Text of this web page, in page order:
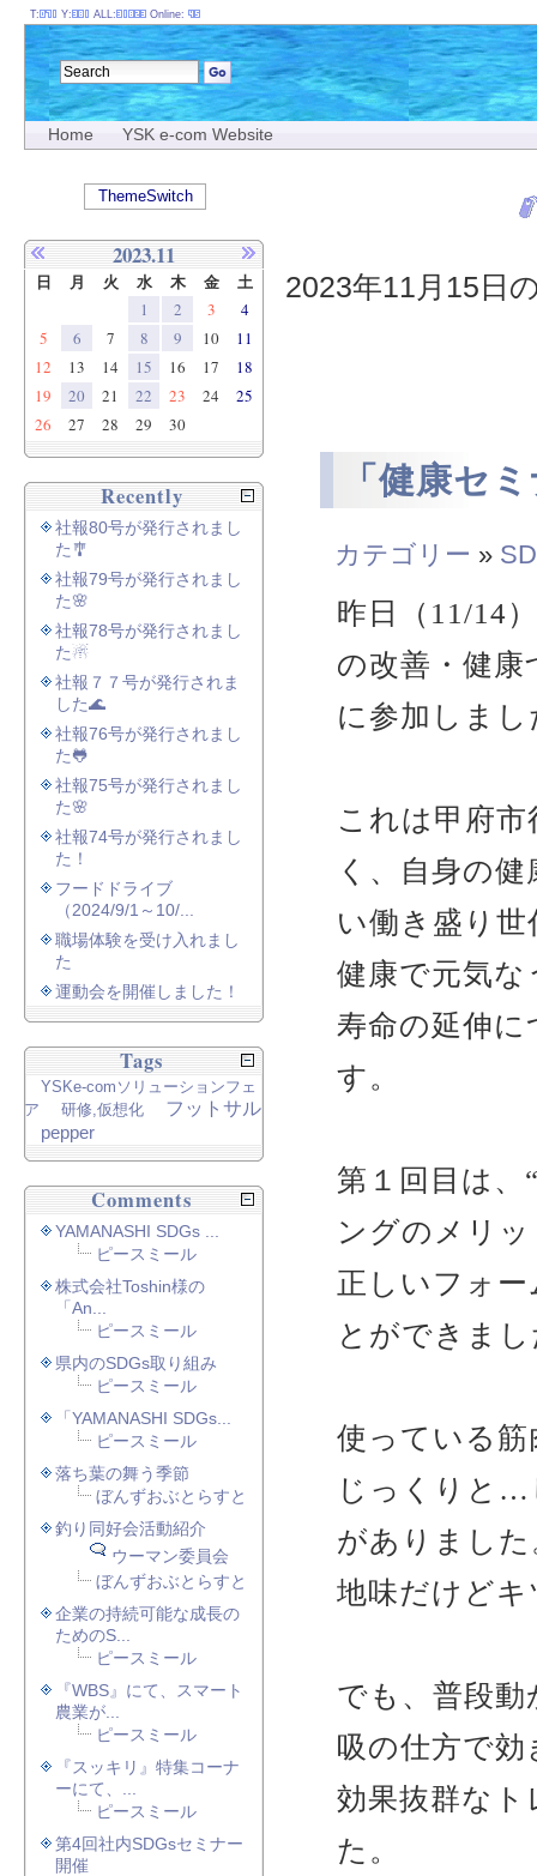
Home YSK e-com Website
2023年11月15日
「健康セ
カテゴリー »
昨日（11/14
の改善・健
に参加しまし
これは甲府
く、自身の
い働き盛り
健康で元気
寿命の延伸
す。
第１回目は
ングのメリ
正しいフォ
とができま
使っている
じっくりと…
がありました
地味だけど
でも、普段
吸の仕方で
効果抜群な
た。
T: Y: ALL: Online:
ThemeSwitch
2023.11
日 月 火 水 木 金 土
1 2 3
4
5
6 7 8 9 10
11
12
13 14 15 16 17
18
19
20 21 22 23 24
25
26
27 28 29 30
Recently
社報80号が発行されまし
た🎐
社報79号が発行されまし
た🌸
社報78号が発行されまし
た☃
社報７７号が発行されま
した🌊
社報76号が発行されまし
た🐸
社報75号が発行されまし
た🌸
社報74号が発行されまし
た！
フードドライブ
（2024/9/1～10/...
職場体験を受け入れまし
た
運動会を開催しました！
Tags
YSKe-comソリューションフェ
ア
研修,仮想化
フットサル
pepper
Comments
YAMANASHI SDGs ...
ピースミール
株式会社Toshin様の
「An...
ピースミール
県内のSDGs取り組み
ピースミール
「YAMANASHI SDGs...
ピースミール
落ち葉の舞う季節
ぼんずおぶとらすと
釣り同好会活動紹介
ウーマン委員会
ぼんずおぶとらすと
企業の持続可能な成長の
ためのS...
ピースミール
『WBS』にて、スマート
農業が...
ピースミール
『スッキリ』特集コーナ
ーにて、...
ピースミール
第4回社内SDGsセミナー
開催